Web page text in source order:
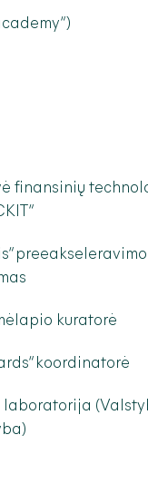
finansinių
kuratorė
koordinatorė
laboratorija